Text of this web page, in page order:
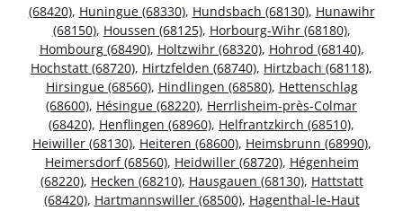
(68420), Huningue (68330), Hundsbach (68130), Hunawihr
(68150), Houssen (68125), Horbourg-Wihr (68180),
Hombourg (68490), Holtzwihr (68320), Hohrod (68140),
Hochstatt (68720), Hirtzfelden (68740), Hirtzbach (68118),
Hirsingue (68560), Hindlingen (68580), Hettenschlag
(68600), Hésingue (68220), Herrlisheim-près-Colmar
(68420), Henflingen (68960), Helfrantzkirch (68510),
Heiwiller (68130), Heiteren (68600), Heimsbrunn (68990),
Heimersdorf (68560), Heidwiller (68720), Hégenheim
(68220), Hecken (68210), Hausgauen (68130), Hattstatt
(68420), Hartmannswiller (68500), Hagenthal-le-Haut